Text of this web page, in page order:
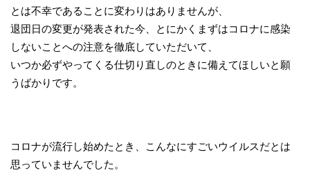
とは不幸であることに変わりはありませんが、
退団日の変更が発表された今、とにかくまずはコロナに感染
しないことへの注意を徹底していただいて、
いつか必ずやってくる仕切り直しのときに備えてほしいと願
うばかりです。
コロナが流行し始めたとき、こんなにすごいウイルスだとは
思っていませんでした。